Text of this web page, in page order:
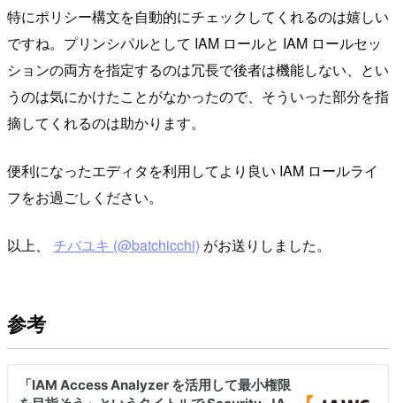
特にポリシー構文を自動的にチェックしてくれるのは嬉しい
ですね。プリンシパルとして IAM ロールと IAM ロールセッ
ションの両方を指定するのは冗長で後者は機能しない、とい
うのは気にかけたことがなかったので、そういった部分を指
摘してくれるのは助かります。
便利になったエディタを利用してより良い IAM ロールライ
フをお過ごしください。
以上、 チバユキ (@batchicchi) がお送りしました。
参考